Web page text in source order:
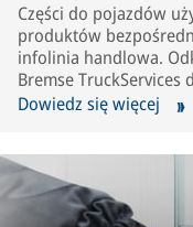
Części do pojazdów
produktów
infolinia handlowa.
Bremse
Dowiedz się więcej